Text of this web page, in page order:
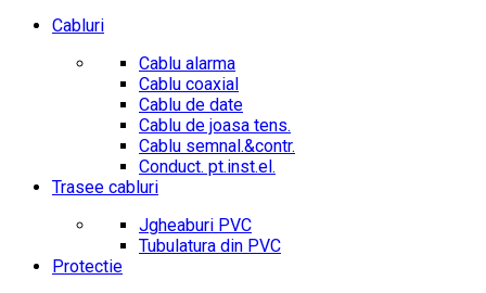
Cabluri
Cablu alarma
Cablu coaxial
Cablu de date
Cablu de joasa tens.
Cablu semnal.&contr.
Conduct. pt.inst.el.
Trasee cabluri
Jgheaburi PVC
Tubulatura din PVC
Protectie